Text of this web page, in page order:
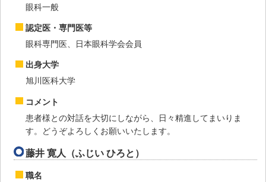
眼科一般
認定医・専門医等
眼科専門医、日本眼科学会会員
出身大学
旭川医科大学
コメント
患者様との対話を大切にしながら、日々精進してまいりま
す。どうぞよろしくお願いいたします。
藤井 寛人（ふじい ひろと）
職名